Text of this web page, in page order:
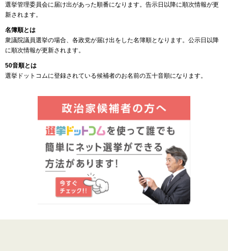
選挙管理委員会に届け出があった順番になります。告示日以降に順次情報が更
新されます。
名簿順とは
衆議院議員選挙の場合、各政党が届け出をした名簿順となります。公示日以降
に順次情報が更新されます。
50音順とは
選挙ドットコムに登録されている候補者のお名前の五十音順になります。